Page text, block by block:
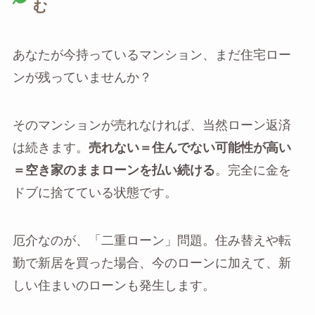
む
あなたが今持っているマンション、まだ住宅ロー
ンが残っていませんか？
そのマンションが売れなければ、当然ローン返済
は続きます。 売れない＝住んでない可能性が高い
＝空き家のままローンを払い続ける。完全に金を
ドブに捨てている状態です。
厄介なのが、「二重ローン」問題。住み替えや転
勤で新居を買った場合、今のローンに加えて、新
しい住まいのローンも発生します。